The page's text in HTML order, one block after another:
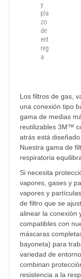
y
pla
zo
de
ent
reg
a
Los filtros de gas,
una conexión tipo
gama de medias
reutilizables 3M™
atrás está
Nuestra gama de
respiratoria
Si necesita
vapores, gases y
vapores y
de filtro que se
alinear la conexión
compatibles con
máscaras
bayoneta) para
variedad de
combinan
resistencia a la